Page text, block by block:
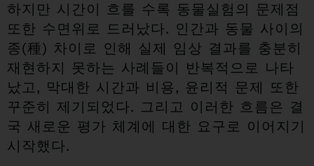
하지만 시간이 흐를 수록 동물실험의 문제점
또한 수면위로 드러났다. 인간과 동물 사이의
종(種) 차이로 인해 실제 임상 결과를 충분히
재현하지 못하는 사례들이 반복적으로 나타
났고, 막대한 시간과 비용, 윤리적 문제 또한
꾸준히 제기되었다. 그리고 이러한 흐름은 결
국 새로운 평가 체계에 대한 요구로 이어지기
시작했다.